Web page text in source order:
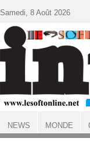
ACCUEIL
Samedi, 8 Août 2026
NEWS MONDE